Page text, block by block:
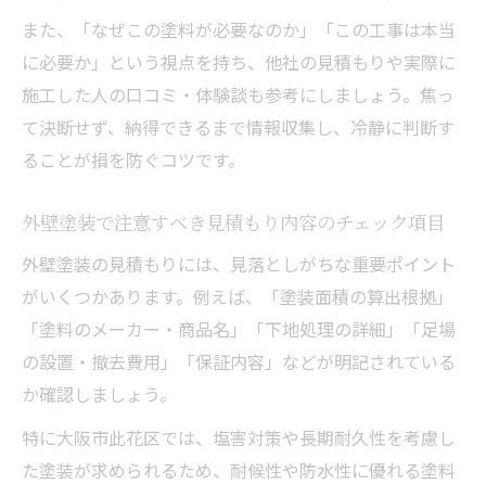
また、「なぜこの塗料が必要なのか」「この工事は本当
に必要か」という視点を持ち、他社の見積もりや実際に
施工した人の口コミ・体験談も参考にしましょう。焦っ
て決断せず、納得できるまで情報収集し、冷静に判断す
ることが損を防ぐコツです。
外壁塗装で注意すべき見積もり内容のチェック項目
外壁塗装の見積もりには、見落としがちな重要ポイント
がいくつかあります。例えば、「塗装面積の算出根拠」
「塗料のメーカー・商品名」「下地処理の詳細」「足場
の設置・撤去費用」「保証内容」などが明記されている
か確認しましょう。
特に大阪市此花区では、塩害対策や長期耐久性を考慮し
た塗装が求められるため、耐候性や防水性に優れる塗料